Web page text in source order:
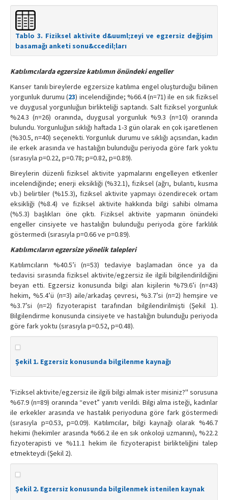
Tablo 3. Fiziksel aktivite d&uuml;zeyi ve egzersiz değişim
basamağı anketi sonu&ccedil;ları
Katılımcılarda egzersize katılımın önündeki engeller
Kanser tanılı bireylerde egzersize katılıma engel oluşturduğu bilinen
yorgunluk durumu (23) incelendiğinde; %66.4 (n=71) ile en sık fiziksel
ve duygusal yorgunluğun birlikteliği saptandı. Salt fiziksel yorgunluk
%24.3 (n=26) oranında, duygusal yorgunluk %9.3 (n=10) oranında
bulundu. Yorgunluğun sıklığı haftada 1-3 gün olarak en çok işaretlenen
(%30.5, n=40) seçenekti. Yorgunluk durumu ve sıklığı açısından, kadın
ile erkek arasında ve hastalığın bulunduğu periyoda göre fark yoktu
(sırasıyla p=0.22, p=0.78; p=0.82, p=0.89).
Bireylerin düzenli fiziksel aktivite yapmalarını engelleyen etkenler
incelendiğinde; enerji eksikliği (%32.1), fiziksel (ağrı, bulantı, kusma
vb.) belirtiler (%15.3), fiziksel aktivite yapmayı özendirecek ortam
eksikliği (%8.4) ve fiziksel aktivite hakkında bilgi sahibi olmama
(%5.3) başlıkları öne çıktı. Fiziksel aktivite yapmanın önündeki
engeller cinsiyete ve hastalığın bulunduğu periyoda göre farklılık
göstermedi (sırasıyla p=0.66 ve p=0.89).
Katılımcıların egzersize yönelik talepleri
Katılımcıların %40.5’i (n=53) tedaviye başlamadan önce ya da
tedavisi sırasında fiziksel aktivite/egzersiz ile ilgili bilgilendirildiğini
beyan etti. Egzersiz konusunda bilgi alan kişilerin %79.6’i (n=43)
hekim, %5.4’ü (n=3) aile/arkadaş çevresi, %3.7’si (n=2) hemşire ve
%3.7’si (n=2) fizyoterapist tarafından bilgilendirilmişti (Şekil 1).
Bilgilendirme konusunda cinsiyete ve hastalığın bulunduğu periyoda
göre fark yoktu (sırasıyla p=0.52, p=0.48).
Şekil 1. Egzersiz konusunda bilgilenme kaynağı
'Fiziksel aktivite/egzersiz ile ilgili bilgi almak ister misiniz?'' sorusuna
%67.9 (n=89) oranında “evet” yanıtı verildi. Bilgi alma isteği, kadınlar
ile erkekler arasında ve hastalık periyoduna göre fark göstermedi
(sırasıyla p=0.53, p=0.09). Katılımcılar, bilgi kaynağı olarak %46.7
hekimi (hekimler arasında %66.2 ile en sık onkoloji uzmanını), %22.2
fizyoterapisti ve %11.1 hekim ile fizyoterapist birlikteliğini talep
etmekteydi (Şekil 2).
Şekil 2. Egzersiz konusunda bilgilenmek istenilen kaynak